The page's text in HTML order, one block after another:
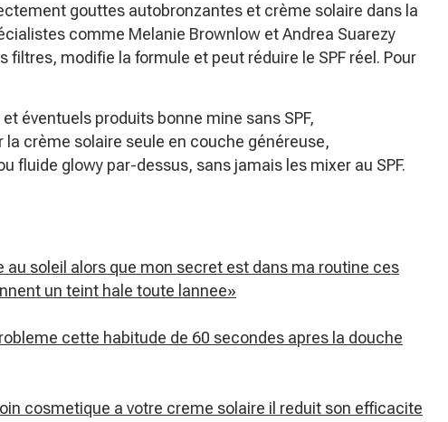
gouttes autobronzantes et crème solaire dans la
comme Melanie Brownlow et Andrea Suarezy
filtres, modifie la formule et peut réduire le SPF réel. Pour
éventuels produits bonne mine sans SPF,
la crème solaire seule en couche généreuse,
fluide glowy par-dessus, sans jamais les mixer au SPF.
au soleil alors que mon secret est dans ma routine ces
un teint hale toute lannee»
cette habitude de 60 secondes apres la douche
cosmetique a votre creme solaire il reduit son efficacite